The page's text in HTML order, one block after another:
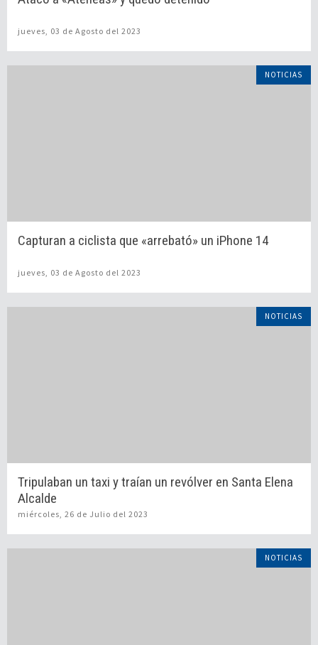
jueves, 03 de Agosto del 2023
NOTICIAS
Capturan a ciclista que «arrebató» un iPhone 14
jueves, 03 de Agosto del 2023
NOTICIAS
Tripulaban un taxi y traían un revólver en Santa Elena
Alcalde
miércoles, 26 de Julio del 2023
NOTICIAS